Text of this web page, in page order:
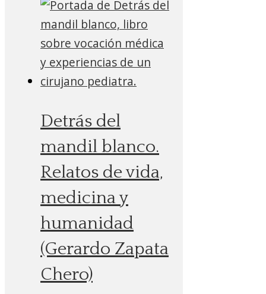
Detrás del
mandil blanco.
Relatos de vida,
medicina y
humanidad
(Gerardo Zapata
Chero)